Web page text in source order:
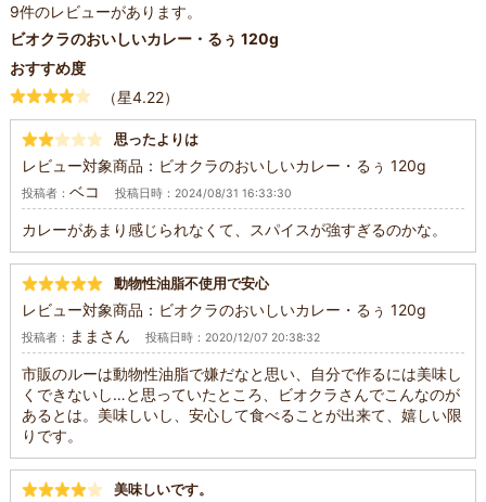
9件のレビューがあります。
ビオクラのおいしいカレー・るぅ 120g
おすすめ度
（星4.22）
思ったよりは
レビュー対象商品：ビオクラのおいしいカレー・るぅ 120g
投稿者： ベコ 投稿日時：2024/08/31 16:33:30
カレーがあまり感じられなくて、スパイスが強すぎるのかな。
動物性油脂不使用で安心
レビュー対象商品：ビオクラのおいしいカレー・るぅ 120g
投稿者： ままさん 投稿日時：2020/12/07 20:38:32
市販のルーは動物性油脂で嫌だなと思い、自分で作るには美味し
くできないし…と思っていたところ、ビオクラさんでこんなのが
あるとは。美味しいし、安心して食べることが出来て、嬉しい限
りです。
美味しいです。